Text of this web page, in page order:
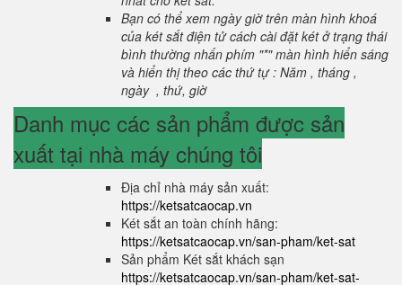
Bạn có thể xem ngày giờ trên màn hình khoá
của két sắt điện tử cách cài đặt két ở trạng thái
bình thường nhấn phím "*" màn hình hiển sáng
và hiển thị theo các thứ tự : Năm , tháng ,
ngày , thứ, giờ
Danh mục các sản phẩm được sản
xuất tại nhà máy chúng tôi
Địa chỉ nhà máy sản xuất:
https://ketsatcaocap.vn
Két sắt an toàn chính hãng:
https://ketsatcaocap.vn/san-pham/ket-sat
Sản phẩm Két sắt khách sạn
https://ketsatcaocap.vn/san-pham/ket-sat-